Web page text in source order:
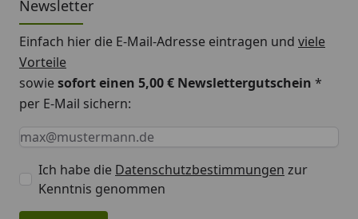
Newsletter
Einfach hier die E-Mail-Adresse eintragen und viele
Vorteile
sowiesofort einen 5,00 € Newslettergutschein *
per E-Mail sichern:
Keine Eingabe erforderlich
Eingabe erforderlich
E-Mail *
Ich habe die Datenschutzbestimmungen zur
Kenntnis genommen